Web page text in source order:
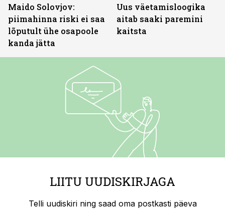
Maido Solovjov:
piimahinna riski ei saa
lõputult ühe osapoole
kanda jätta
Uus väetamisloogika
aitab saaki paremini
kaitsta
LIITU UUDISKIRJAGA
Telli uudiskiri ning saad oma postkasti päeva